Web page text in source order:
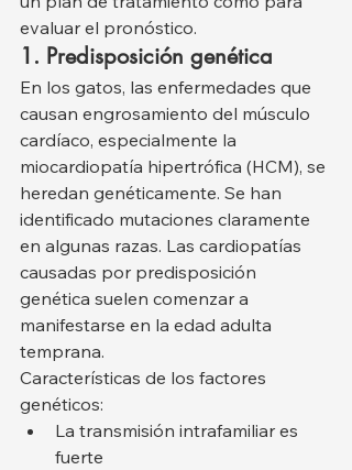
evaluar el pronóstico.
1. Predisposición genética
En los gatos, las enfermedades que
causan engrosamiento del músculo
cardíaco, especialmente la
miocardiopatía hipertrófica (HCM), se
heredan genéticamente. Se han
identificado mutaciones claramente
en algunas razas. Las cardiopatías
causadas por predisposición
genética suelen comenzar a
manifestarse en la edad adulta
temprana.
Características de los factores
genéticos:
La transmisión intrafamiliar es
fuerte